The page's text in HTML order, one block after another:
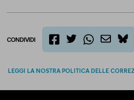
CONDIVIDI
LEGGI LA NOSTRA POLITICA DELLE